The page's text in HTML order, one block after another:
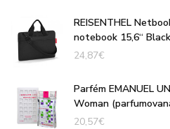
REISENTHEL
notebook 15,6“ Black
24,87€
Parfém EMANUEL
Woman
20,57€